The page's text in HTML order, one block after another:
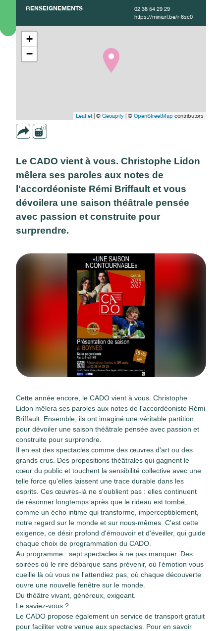
RENSEIGNEMENTS
02 38 54 29 29
https://miniurl.be/r-6sc0
+
−
Leaflet| © Geoapify | © OpenStreetMap contributors
Le CADO vient à vous. Christophe Lidon
mêlera ses paroles aux notes de
l'accordéoniste Rémi Briffault et vous
dévoilera une saison théâtrale pensée
avec passion et construite pour
surprendre.
Cette année encore, le CADO vient à vous. Christophe
Lidon mêlera ses paroles aux notes de l'accordéoniste Rémi
Briffault. Ensemble, ils ont imaginé une véritable partition
pour dévoiler une saison théâtrale pensée avec passion et
construite pour surprendre.
Il en est des spectacles comme des œuvres d'art ou des
grands crus. Des propositions théâtrales qui gagnent le
cœur du public et touchent la sensibilité collective avec une
telle force qu'elles laissent une trace durable dans les
esprits. Ces œuvres-là ne s'oublient pas : elles continuent
de résonner longtemps après que le rideau est tombé,
comme un écho intime qui transforme, imperceptiblement,
notre regard sur le monde et sur nous-mêmes. C'est cette
exigence, ce désir profond d'émouvoir et d'éveiller, qui guide
chaque choix de programmation du CADO.
Au programme : sept spectacles à ne pas manquer. Des
soirées où le rire débarque sans prévenir, où l'émotion vous
cueille là où vous ne l'attendiez pas, où chaque découverte
ouvre une nouvelle fenêtre sur le monde.
Du théâtre vivant, généreux, exigeant.
Le saviez-vous ?
Le CADO propose également un service de transport gratuit
pour faciliter votre venue aux spectacles. Pour en savoir